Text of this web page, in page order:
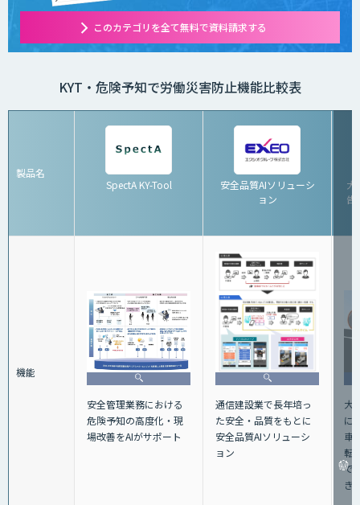
このカテゴリを全て無料で資料請求する
KYT・危険予知で労働災害防止機能比較表
製品名
SpectA KY-Tool
安全品質AIソリューシ
ョン
大
告
機能
安全管理業務における
危険予知の高度化・現
場改善をAIがサポート
通信建設業で長年培っ
た安全・品質をもとに
安全品質AIソリューシ
ョン
大
に
車
転
で
き